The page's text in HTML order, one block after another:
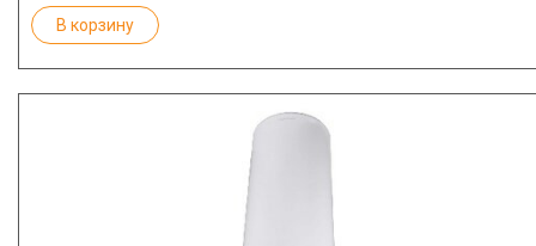
В корзину